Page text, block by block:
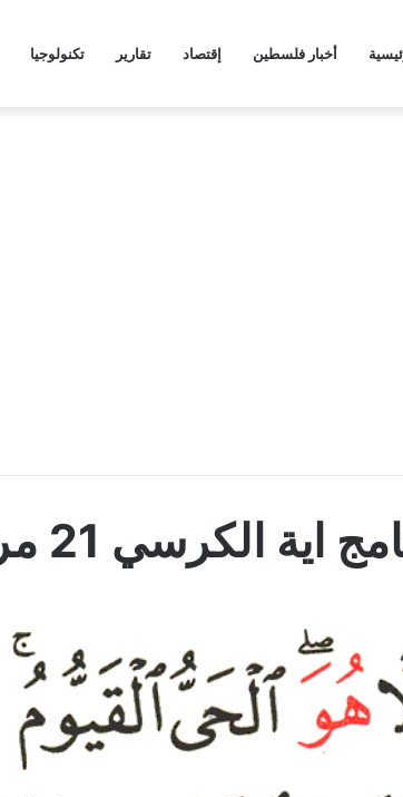
أخبار فلسطين إقتصاد تقارير تكنولوجيا
الكرسي 21 مرة